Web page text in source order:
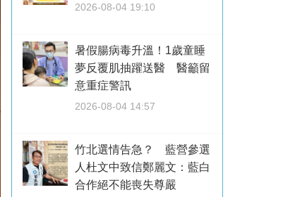
2026-08-04 19:10
暑假腸病毒升溫！1歲童睡
夢反覆肌抽躍送醫 醫籲留
意重症警訊
2026-08-04 14:57
竹北選情告急？ 藍營參選
人杜文中致信鄭麗文：藍白
合作絕不能喪失尊嚴